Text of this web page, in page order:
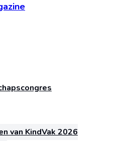
van KindVak 2026